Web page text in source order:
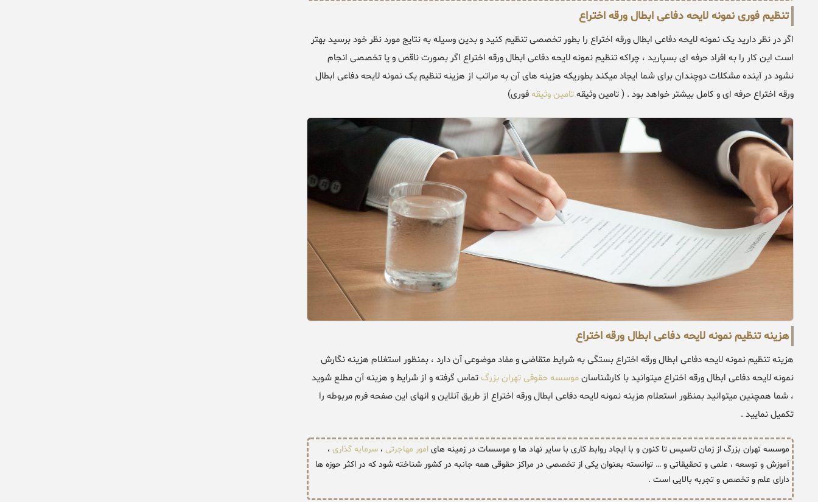
تنظیم فوری نمونه لایحه دفاعی ابطال ورقه اختراع
اگر در نظر دارید یک نمونه لایحه دفاعی ابطال ورقه اختراع را بطور تخصصی تنظیم کنید و بدین وسیله به نتایج مورد نظر خود برسید بهتر
است این کار را به افراد حرفه ای بسپارید ، چراکه تنظیم نمونه لایحه دفاعی ابطال ورقه اختراع اگر بصورت ناقص و یا تخصصی انجام
نشود در آینده مشکلات دوچندان برای شما ایجاد میکند بطوریکه هزینه های آن به مراتب از هزینه تنظیم یک نمونه لایحه دفاعی ابطال
ورقه اختراع حرفه ای و کامل بیشتر خواهد بود . ( تامین وثیقهتامین وثیقهفوری)
هزینه تنظیم نمونه لایحه دفاعی ابطال ورقه اختراع
هزینه تنظیم نمونه لایحه دفاعی ابطال ورقه اختراع بستگی به شرایط متقاضی و مفاد موضوعی آن دارد ، بمنظور استغلام هزینه نگارش
نمونه لایحه دفاعی ابطال ورقه اختراع میتوانید با کارشناسانموسسه حقوقی تهران بزرگتماس گرفته و از شرایط و هزینه آن مطلع شوید
، شما همچنین میتوانید بمنظور استعلام هزینه نمونه لایحه دفاعی ابطال ورقه اختراع از طریق آنلاین و انهای این صفحه فرم مربوطه را
تکمیل نمایید .
موسسه تهران بزرگ از زمان تاسیس تا کنون و با ایجاد روابط کاری با سایر نهاد ها و موسسات در زمینه های امور مهاجرتی ، سرمایه گذاری ،
آموزش و توسعه ، علمی و تحقیقاتی و … توانسته بعنوان یکی از تخصصی در مراکز حقوقی همه جانبه در کشور شناخته شود که در اکثر حوزه ها
دارای علم و تخصص و تجربه بالایی است .